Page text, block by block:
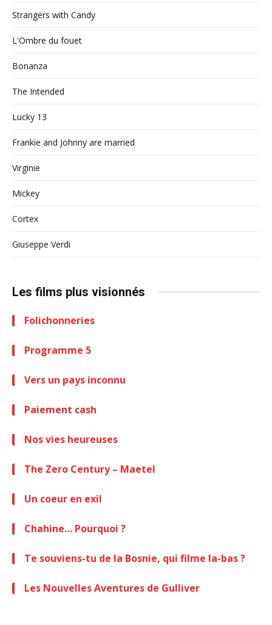
Strangers with Candy
L'Ombre du fouet
Bonanza
The Intended
Lucky 13
Frankie and Johnny are married
Virginie
Mickey
Cortex
Giuseppe Verdi
Les films plus visionnés
Folichonneries
Programme 5
Vers un pays inconnu
Paiement cash
Nos vies heureuses
The Zero Century – Maetel
Un coeur en exil
Chahine… Pourquoi ?
Te souviens-tu de la Bosnie, qui filme la-bas ?
Les Nouvelles Aventures de Gulliver